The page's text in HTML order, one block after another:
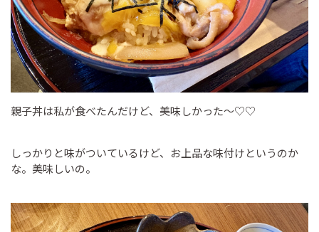
親子丼は私が食べたんだけど、美味しかった～♡♡
しっかりと味がついているけど、お上品な味付けというのか
な。美味しいの。